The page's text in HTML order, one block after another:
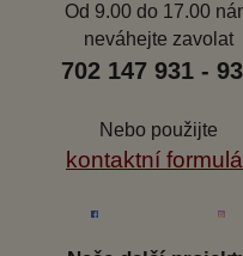
Od 9.00 do 17.00
neváhejte zavolat
702 147 931 -
Nebo použijte
kontaktní